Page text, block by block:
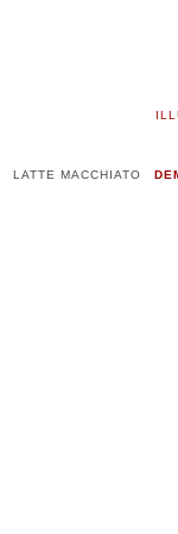
LATTE MACCHIATO